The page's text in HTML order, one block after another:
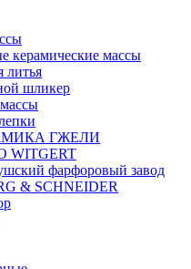
керамические массы
литья
шликер
ГЖЕЛИ
WITGERT
фарфоровый завод
& SCHNEIDER